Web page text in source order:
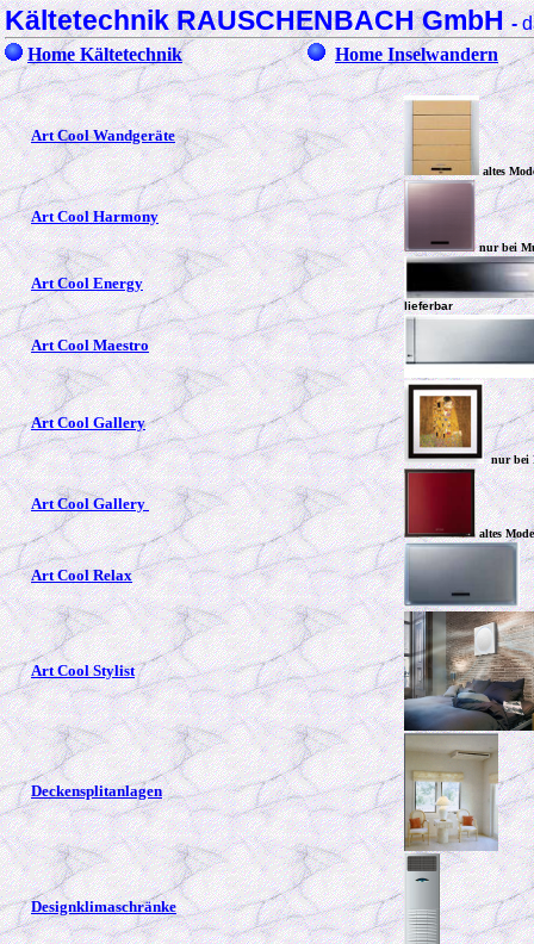
Kältetechnik RAUSCHENBACH GmbH-
Home Kältetechnik
Home Inselwandern
Art Cool Wandgeräte
altes
Art Cool Harmony
nur bei
Art Cool Energy
lieferbar
Art Cool Maestro
Art Cool Gallery
nur bei
Art Cool Gallery
altes
Art Cool Relax
Art Cool Stylist
Deckensplitanlagen
Designklimaschränke